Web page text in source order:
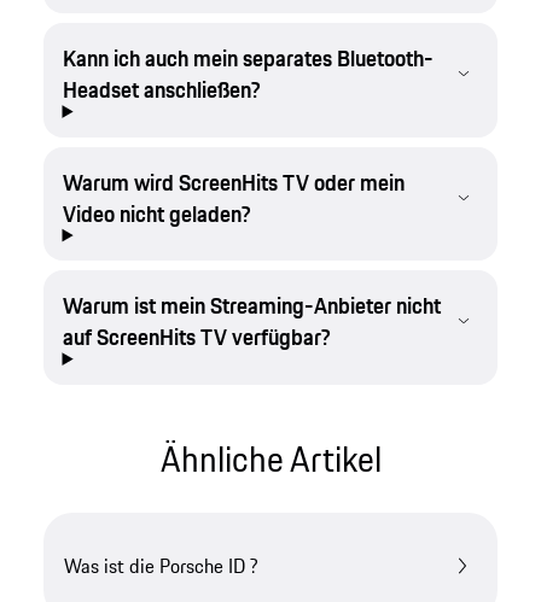
Kann ich auch mein separates Bluetooth-
Headset anschließen?
Warum wird ScreenHits TV oder mein
Video nicht geladen?
Warum ist mein Streaming-Anbieter nicht
auf ScreenHits TV verfügbar?
Ähnliche Artikel
Was ist die Porsche ID ?